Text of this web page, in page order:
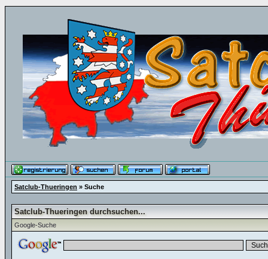
Satclub-Thueringen » Suche
Satclub-Thueringen durchsuchen...
Google-Suche